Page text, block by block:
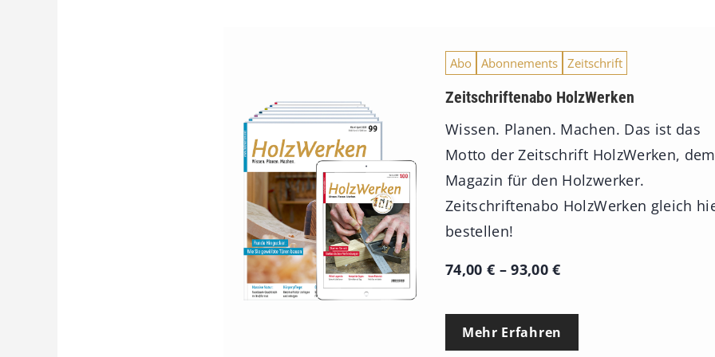
Abo Abonnements Zeitschrift
Zeitschriftenabo HolzWerken
Wissen. Planen. Machen. Das ist das
Motto der Zeitschrift HolzWerken, dem
Magazin für den Holzwerker.
Zeitschriftenabo HolzWerken gleich
bestellen!
74,00 € –93,00€P
e
Mehr Erfahren